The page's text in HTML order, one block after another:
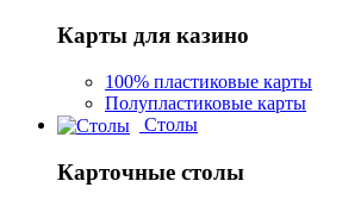
Карты для казино
100% пластиковые карты
Полупластиковые карты
Столы
Карточные столы